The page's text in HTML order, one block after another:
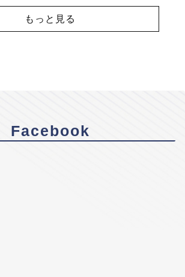
もっと見る
Facebook